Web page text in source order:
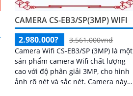
CAMERA CS-EB3/SP(3MP) WIFI
2.980.000?
3.561.000vnd
Camera Wifi CS-EB3/SP (3MP) là một
sản phẩm camera Wifi chất lượng
cao với độ phân giải 3MP, cho hình
ảnh rõ nét và sắc nét. Camera này